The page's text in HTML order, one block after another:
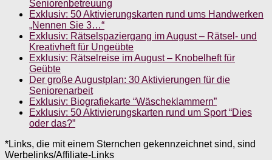
Seniorenbetreuung
Exklusiv: 50 Aktivierungskarten rund ums Handwerken
„Nennen Sie 3…“
Exklusiv: Rätselspaziergang im August – Rätsel- und
Kreativheft für Ungeübte
Exklusiv: Rätselreise im August – Knobelheft für
Geübte
Der große Augustplan: 30 Aktivierungen für die
Seniorenarbeit
Exklusiv: Biografiekarte “Wäscheklammern”
Exklusiv: 50 Aktivierungskarten rund um Sport “Dies
oder das?”
*Links, die mit einem Sternchen gekennzeichnet sind, sind
Werbelinks/Affiliate-Links